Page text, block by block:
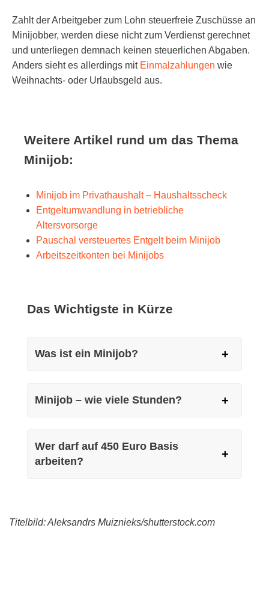
Zahlt der Arbeitgeber zum Lohn steuerfreie Zuschüsse an
Minijobber, werden diese nicht zum Verdienst gerechnet
und unterliegen demnach keinen steuerlichen Abgaben.
Anders sieht es allerdings mit Einmalzahlungen wie
Weihnachts- oder Urlaubsgeld aus.
Weitere Artikel rund um das Thema
Minijob:
Minijob im Privathaushalt – Haushaltsscheck
Entgeltumwandlung in betriebliche
Altersvorsorge
Pauschal versteuertes Entgelt beim Minijob
Arbeitszeitkonten bei Minijobs
Das Wichtigste in Kürze
Was ist ein Minijob?
Minijob – wie viele Stunden?
Wer darf auf 450 Euro Basis
arbeiten?
Titelbild: Aleksandrs Muiznieks/shutterstock.com